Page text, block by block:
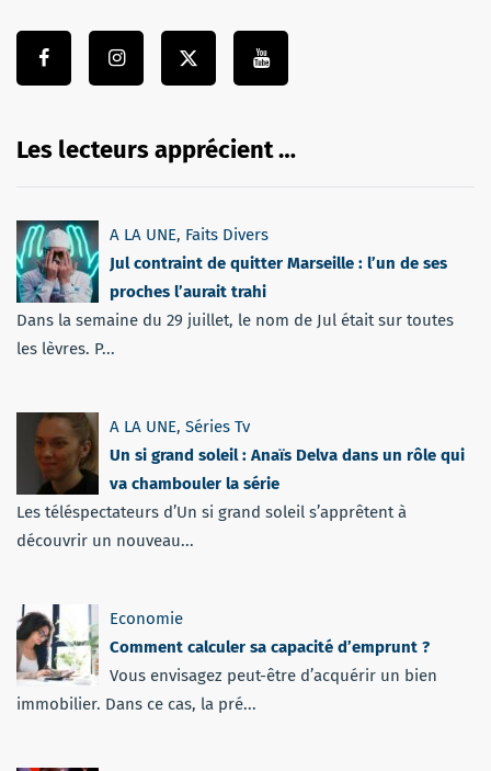
Les lecteurs apprécient …
A LA UNE, Faits Divers
Jul contraint de quitter Marseille : l’un de ses
proches l’aurait trahi
Dans la semaine du 29 juillet, le nom de Jul était sur toutes
les lèvres. P...
A LA UNE, Séries Tv
Un si grand soleil : Anaïs Delva dans un rôle qui
va chambouler la série
Les téléspectateurs d’Un si grand soleil s’apprêtent à
découvrir un nouveau...
Economie
Comment calculer sa capacité d’emprunt ?
Vous envisagez peut-être d’acquérir un bien
immobilier. Dans ce cas, la pré...